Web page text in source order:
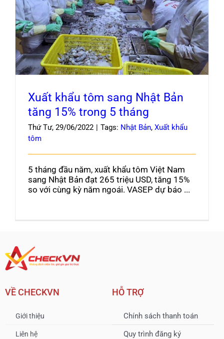
Blog
Xuất khẩu tôm sang Nhật Bản tăng 15% trong
5 tháng
Xuất khẩu tôm sang Nhật Bản
tăng 15% trong 5 tháng
Thứ Tư, 29/06/2022 | Tags: Nhật Bản, Xuất khẩu
tôm
5 tháng đầu năm, xuất khẩu tôm Việt Nam
sang Nhật Bản đạt 265 triệu USD, tăng 15%
so với cùng kỳ năm ngoái. VASEP dự báo ...
VỀ CHECKVN
Giới thiệu
Liên hệ
HỖ TRỢ
Chính sách thanh toán
Quy trình đăng ký